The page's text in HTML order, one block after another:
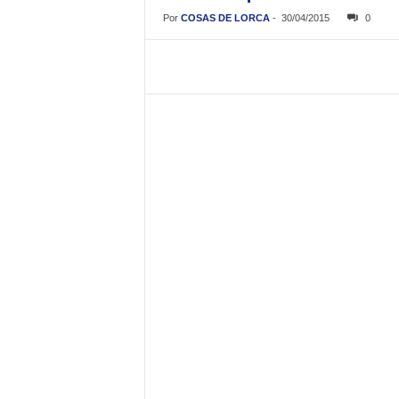
Por COSAS DE LORCA- 30/04/2015 0